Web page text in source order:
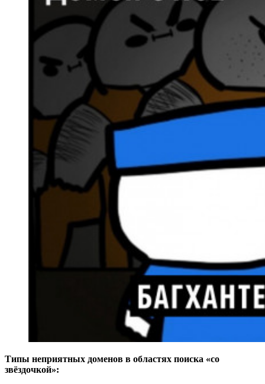
Типы неприятных доменов в областях поиска «со
звёздочкой»: